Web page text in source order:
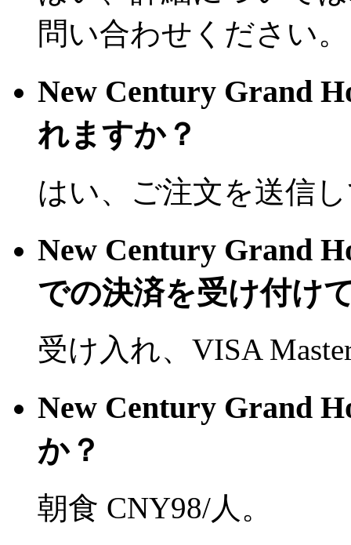
問い合わせください。
New Century Grand
れますか？
はい、ご注文を送信
New Century Grand
での決済を受け付け
受け入れ、VISA
New Century Grand
か？
朝食 CNY98/人。